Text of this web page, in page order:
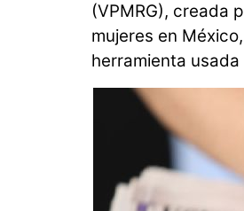
(VPMRG), creada
mujeres en
herramienta